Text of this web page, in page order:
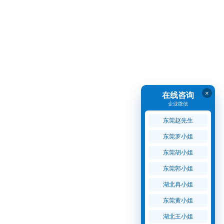
×
在线咨询
企业微信
东莞赵先生
东莞罗小姐
东莞胡小姐
东莞郭小姐
湖北冉小姐
东莞黄小姐
湖北王小姐